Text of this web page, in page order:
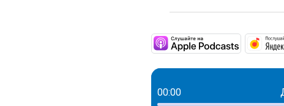
https://
00:00